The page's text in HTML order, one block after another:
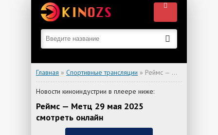
Главная » Спортивные трансляции » Реймс — Метц
Новости киноиндустрии в плеере ниже:
Реймс — Метц 29 мая 2025
смотреть онлайн